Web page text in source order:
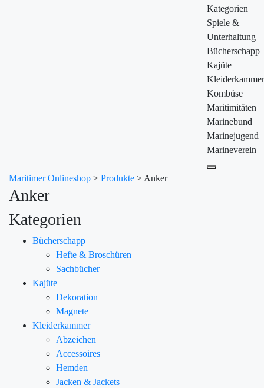
Kategorien
Spiele &
Unterhaltung
Bücherschapp
Kajüte
Kleiderkammer
Kombüse
Maritimitäten
Marinebund
Marinejugend
Marineverein
Maritimer Onlineshop > Produkte > Anker
Anker
Kategorien
Bücherschapp
Hefte & Broschüren
Sachbücher
Kajüte
Dekoration
Magnete
Kleiderkammer
Abzeichen
Accessoires
Hemden
Jacken & Jackets